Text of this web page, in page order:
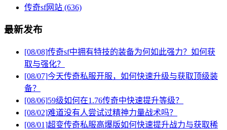
传奇sf网站 (636)
最新发布
[08/08]传奇sf中拥有特技的装备为何如此强力？如何获
取与强化？
[08/07]今天传奇私服开服，如何快速升级与获取顶级装
备？
[08/06]59级如何在1.76传奇中快速提升等级？
[08/02]难道没有人尝试过精神力量战术吗？
[08/01]超变传奇私服高爆版如何快速提升战力与获取稀